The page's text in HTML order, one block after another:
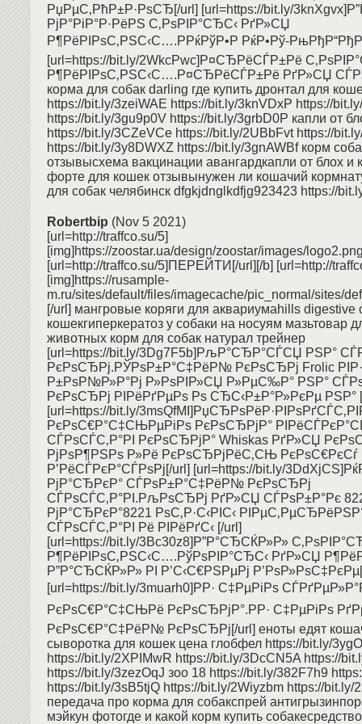
РџРµС‚РћР±Р·РѕСЂ[/url] [url=https://bit.ly/
РјР°РіР°Р·РёРЅ С‚РѕРІР°СЂС‹ РґР»СЏ
Р¶РёРІРѕС‚РЅС‹С….РРќРўР•Р РќР•Рў-
[url=https://bit.ly/2WkcPwc]Р¤СЂРёСЃР±Рё
Р¶РёРІРѕС‚РЅС‹С….Р¤СЂРёСЃР±Рё РґР»СЏ
корма для собак darling где купить дронтал для
https://bit.ly/3zeiWAE https://bit.ly/3knVDxP https://
https://bit.ly/3gu9p0V https://bit.ly/3grbD0P капли от
https://bit.ly/3CZeVCe https://bit.ly/2UBbFvt https://
https://bit.ly/3y8DWXZ https://bit.ly/3gnAWBf корм
отзывысхема вакцинации авангардкапли от блох и
форте для кошек отзывынужен ли кошачий
для собак челябинск dfgkjdnglkdfjg923423 https://
Robertbip (Nov 5 2021)
[url=http://traffco.su/5]
[img]https://zoostar.ua/design/zoostar/images/
[url=http://traffco.su/5]ПЕРЕЙТИ[/url][/b] [url=http://
[img]https://rusample-
m.ru/sites/default/files/imagecache/pic_normal/sites/
[/url] мангровые коряги для аквариумаhills digestive
кошекгиперкератоз у собаки на носуям мазьтовар
животных корм для собак натурал трейнер
[url=https://bit.ly/3Dg7F5b]РљР°СЂР°СЃСЏ РЅР°
РєРѕСЂРј.РЎРѕР±Р°С‡РёР№ РєРѕСЂРј Frolic
Р±РѕР№Р»Р°Рј Р»РѕРІР»СЏ Р»РµС‰Р° РЅР°
РєРѕСЂРј РІРёРґРµРѕ Рѕ СЂС‹Р±Р°Р»РєРµ РЅР°
[url=https://bit.ly/
РєРѕС€Р°С‡СЊРµРіРѕ РєРѕСЂРјР°
СЃРѕСЃС‚Р°РІ РєРѕСЂРјР° Whiskas РґР»СЏ
РјРѕР¶РЅРѕ Р»Рё РєРѕСЂРјРёС‚СЊ РєРѕС€РєСѓ
Р’РёСЃРєР°СЃРѕРј[/url] [url=https://bit.ly/
РјР°СЂРєР° СЃРѕР±Р°С‡РёР№ РєРѕСЂРј
СЃРѕСЃС‚Р°РІ.РљРѕСЂРј РґР»СЏ СЃРѕР±Р°Рє
РјР°СЂРєР°8221 РѕС‚Р·С‹РІС‹
СЃРѕСЃС‚Р°РІ Рё РІРёРґС‹ [/url]
[url=https://bit.ly/3Bc30z8]Р”Р°СЂСЌР»Р»
Р¶РёРІРѕС‚РЅС‹С….РўРѕРІР°СЂС‹ РґР»СЏ
Р”Р°СЂСЌР»Р» РІ Р’С‹С€РЅРµРј
[url=https://bit.ly/3muarh0]РР· С‡РµРіРѕ
РєРѕС€Р°С‡СЊРё РєРѕСЂРјР°.РР· С‡РµРіРѕ
РєРѕС€Р°С‡РёР№ РєРѕСЂРј[/url] еноты едят
сыворотка для кошек цена глобфел https://bit.ly/
https://bit.ly/2XPIMwR https://bit.ly/3DcCN5A https://
https://bit.ly/3zezOqJ зоо 18 https://bit.ly/382F7h9
https://bit.ly/3sB5tjQ https://bit.ly/2Wiyzbm https://bit.ly/
передача про корма для собакспрей
мэйкун фотогде и какой корм купить